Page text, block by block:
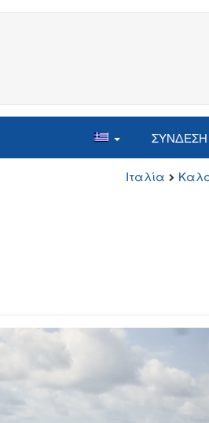
ΣΥΝΔΕΣΗ
Ιταλία